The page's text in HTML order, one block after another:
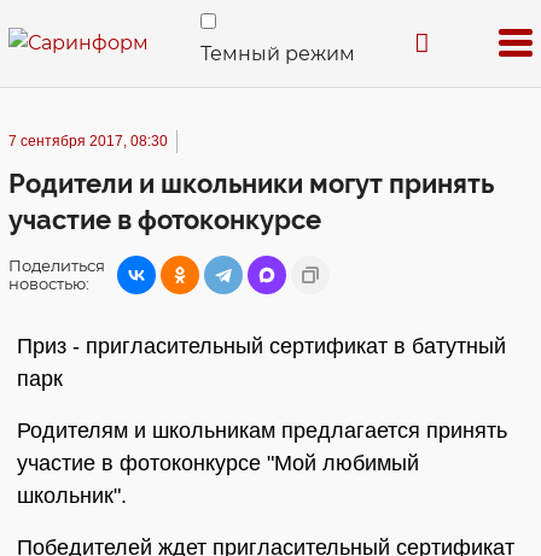
Темный режим
7 сентября 2017, 08:30
Родители и школьники могут принять
участие в фотоконкурсе
Поделиться
новостью:
Приз - пригласительный сертификат в батутный
парк
Родителям и школьникам предлагается принять
участие в фотоконкурсе "Мой любимый
школьник".
Победителей ждет пригласительный сертификат